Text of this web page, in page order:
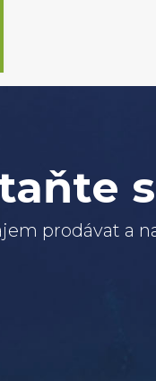
prodávat a